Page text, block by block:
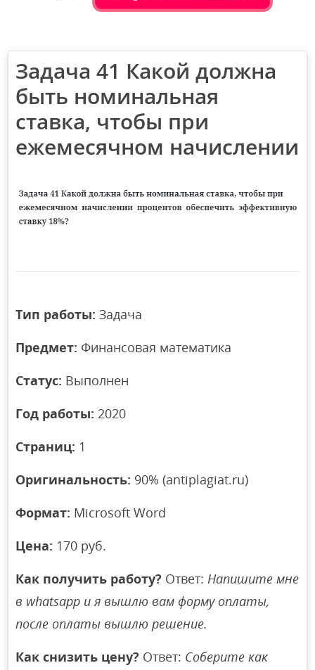
Задача 41 Какой должна
быть номинальная
ставка, чтобы при
ежемесячном начислении
Тип работы: Задача
Предмет: Финансовая математика
Статус: Выполнен
Год работы: 2020
Страниц: 1
Оригинальность: 90% (antiplagiat.ru)
Формат: Microsoft Word
Цена: 170 руб.
Как получить работу? Ответ:Напишите мне
в whatsapp и я вышлю вам форму оплаты,
после оплаты вышлю решение.
Как снизить цену? Ответ: Соберите как